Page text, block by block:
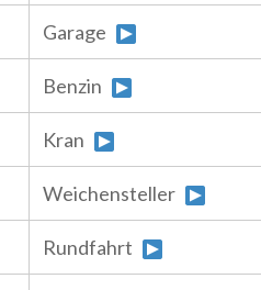
Garage
Benzin
Kran
Weichensteller
Rundfahrt